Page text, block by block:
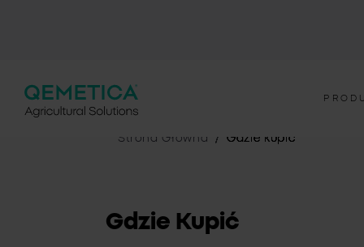
Strona Główna Gdzie kupić
Gdzie Kupić